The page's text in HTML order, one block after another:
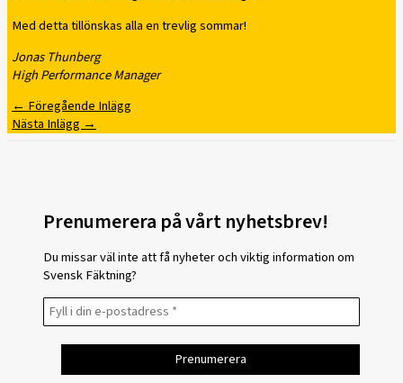
Med detta tillönskas alla en trevlig sommar!
Jonas Thunberg
High Performance Manager
← Föregående Inlägg
Nästa Inlägg →
Prenumerera på vårt nyhetsbrev!
Du missar väl inte att få nyheter och viktig information om
Svensk Fäktning?